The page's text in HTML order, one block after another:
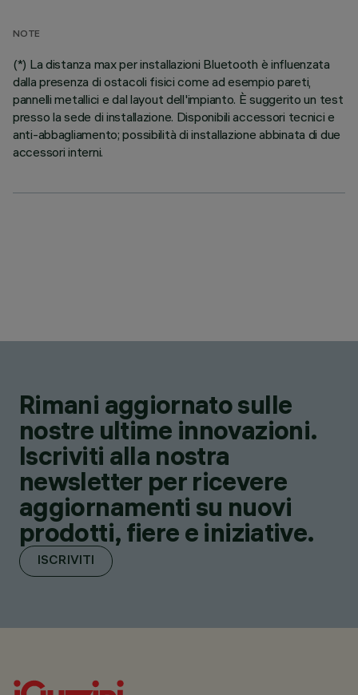
NOTE
(*) La distanza max per installazioni Bluetooth è influenzata
dalla presenza di ostacoli fisici come ad esempio pareti,
pannelli metallici e dal layout dell'impianto. È suggerito un test
presso la sede di installazione. Disponibili accessori tecnici e
anti-abbagliamento; possibilità di installazione abbinata di due
accessori interni.
Rimani aggiornato sulle
nostre ultime innovazioni.
Iscriviti alla nostra
newsletter per ricevere
aggiornamenti su nuovi
prodotti, fiere e iniziative.
ISCRIVITI